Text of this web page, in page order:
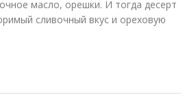
масло, орешки. И тогда десерт
сливочный вкус и ореховую